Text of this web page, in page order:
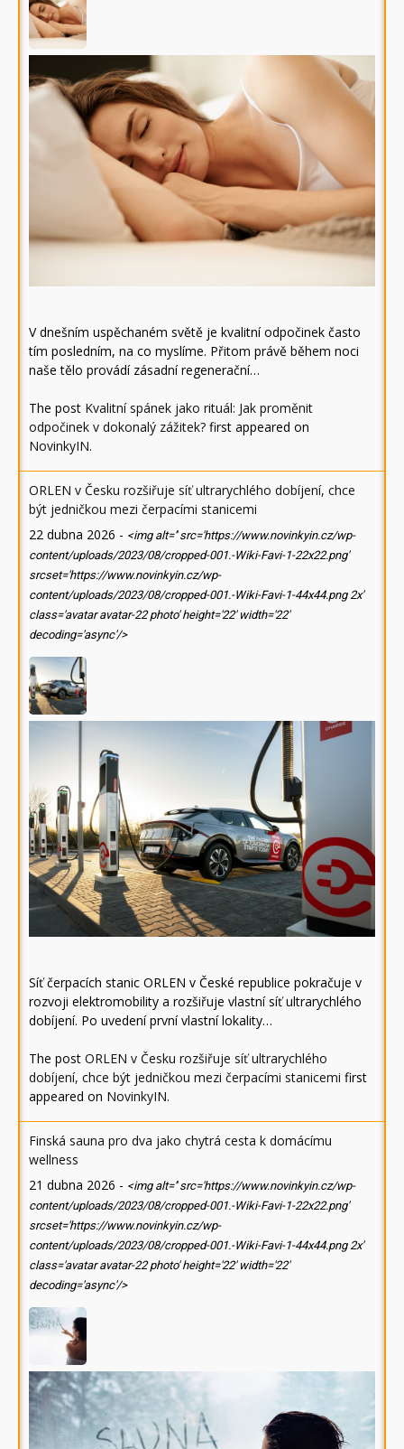
V dnešním uspěchaném světě je kvalitní odpočinek často
tím posledním, na co myslíme. Přitom právě během noci
naše tělo provádí zásadní regenerační…
The post Kvalitní spánek jako rituál: Jak proměnit
odpočinek v dokonalý zážitek? first appeared on
NovinkyIN.
ORLEN v Česku rozšiřuje síť ultrarychlého dobíjení, chce
být jedničkou mezi čerpacími stanicemi
22 dubna 2026 - <img alt='' src='https://www.novinkyin.cz/wp-
content/uploads/2023/08/cropped-001.-Wiki-Favi-1-22x22.png'
srcset='https://www.novinkyin.cz/wp-
content/uploads/2023/08/cropped-001.-Wiki-Favi-1-44x44.png 2x'
class='avatar avatar-22 photo' height='22' width='22'
decoding='async'/>
Síť čerpacích stanic ORLEN v České republice pokračuje v
rozvoji elektromobility a rozšiřuje vlastní síť ultrarychlého
dobíjení. Po uvedení první vlastní lokality…
The post ORLEN v Česku rozšiřuje síť ultrarychlého
dobíjení, chce být jedničkou mezi čerpacími stanicemi first
appeared on NovinkyIN.
Finská sauna pro dva jako chytrá cesta k domácímu
wellness
21 dubna 2026 - <img alt='' src='https://www.novinkyin.cz/wp-
content/uploads/2023/08/cropped-001.-Wiki-Favi-1-22x22.png'
srcset='https://www.novinkyin.cz/wp-
content/uploads/2023/08/cropped-001.-Wiki-Favi-1-44x44.png 2x'
class='avatar avatar-22 photo' height='22' width='22'
decoding='async'/>